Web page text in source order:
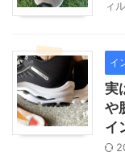
ィ
イ
実
や
イ